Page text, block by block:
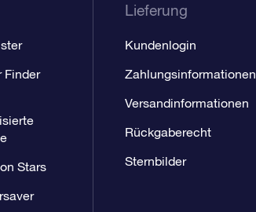
Finder
Stars
Lieferung
Kundenlogin
Zahlungsinformationen
Versandinformationen
Rückgaberecht
Sternbilder